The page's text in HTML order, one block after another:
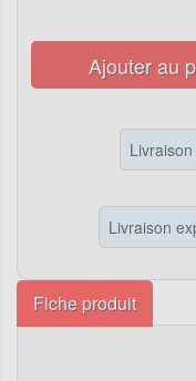
Ajouter au
Livraison
Fiche produit